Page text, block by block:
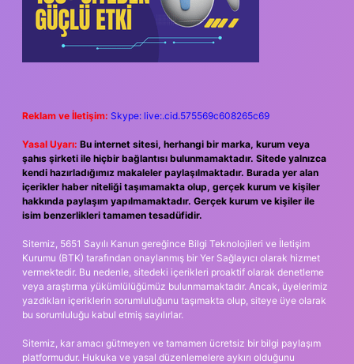
Reklam ve İletişim: Skype: live:.cid.575569c608265c69
Yasal Uyarı: Bu internet sitesi, herhangi bir marka, kurum veya
şahıs şirketi ile hiçbir bağlantısı bulunmamaktadır. Sitede yalnızca
kendi hazırladığımız makaleler paylaşılmaktadır. Burada yer alan
içerikler haber niteliği taşımamakta olup, gerçek kurum ve kişiler
hakkında paylaşım yapılmamaktadır. Gerçek kurum ve kişiler ile
isim benzerlikleri tamamen tesadüfidir.
Sitemiz, 5651 Sayılı Kanun gereğince Bilgi Teknolojileri ve İletişim
Kurumu (BTK) tarafından onaylanmış bir Yer Sağlayıcı olarak hizmet
vermektedir. Bu nedenle, sitedeki içerikleri proaktif olarak denetleme
veya araştırma yükümlülüğümüz bulunmamaktadır. Ancak, üyelerimiz
yazdıkları içeriklerin sorumluluğunu taşımakta olup, siteye üye olarak
bu sorumluluğu kabul etmiş sayılırlar.
Sitemiz, kar amacı gütmeyen ve tamamen ücretsiz bir bilgi paylaşım
platformudur. Hukuka ve yasal düzenlemelere aykırı olduğunu